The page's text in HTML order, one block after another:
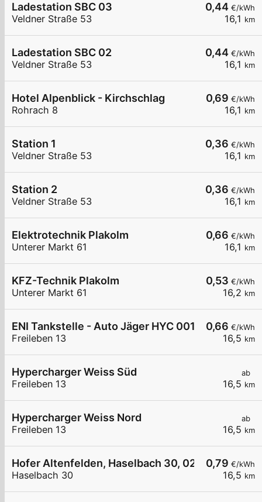
0,44 €/kWh
16,1 km
Ladestation SBC 03
Veldner Straße 53
0,44 €/kWh
16,1 km
Ladestation SBC 02
Veldner Straße 53
0,69 €/kWh
16,1 km
Hotel Alpenblick - Kirchschlag
Rohrach 8
0,36 €/kWh
16,1 km
Station 1
Veldner Straße 53
0,36 €/kWh
16,1 km
Station 2
Veldner Straße 53
0,66 €/kWh
16,1 km
Elektrotechnik Plakolm
Unterer Markt 61
0,53 €/kWh
16,2 km
KFZ-Technik Plakolm
Unterer Markt 61
0,66 €/kWh
16,5 km
ENI Tankstelle - Auto Jäger HYC 001
Freileben 13
ab
16,5 km
Hypercharger Weiss Süd
Freileben 13
ab
16,5 km
Hypercharger Weiss Nord
Freileben 13
0,79 €/kWh
16,5 km
Hofer Altenfelden, Haselbach 30, 02
Haselbach 30